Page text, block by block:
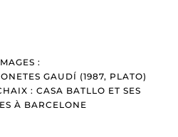
:
GAUDÍ (1987, PLATO)
: CASA BATLLO ET SES
À BARCELONE